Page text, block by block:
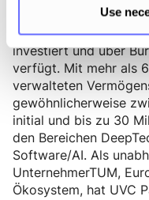
Use
UVC Partners ist eine
Gesellschaft, die in
investiert und über
verfügt. Mit mehr als
verwalteten
gewöhnlicherweise
initial und bis zu 30
den Bereichen
Software/AI. Als
UnternehmerTUM,
Ökosystem, hat UVC